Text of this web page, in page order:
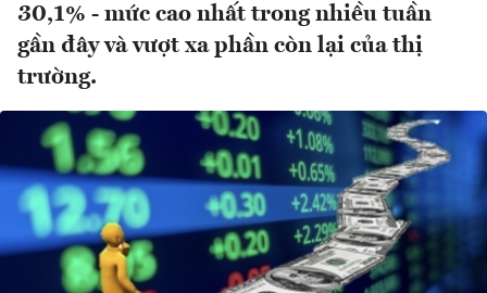
30,1% - mức cao nhất trong nhiều tuần
gần đây và vượt xa phần còn lại của thị
trường.